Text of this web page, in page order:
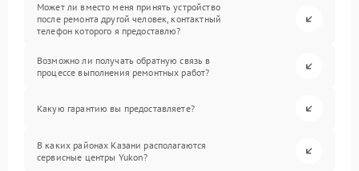
Может ли вместо меня принять устройство
после ремонта другой человек, контактный
телефон которого я предоставлю?
Возможно ли получать обратную связь в
процессе выполнения ремонтных работ?
Какую гарантию вы предоставляете?
В каких районах Казани располагаются
сервисные центры Yukon?